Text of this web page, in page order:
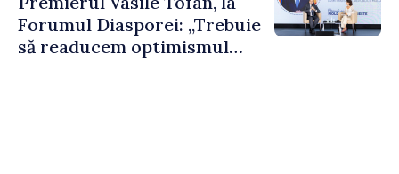
puternice”
Forumul Diasporei: „Trebuie
să readucem optimismul